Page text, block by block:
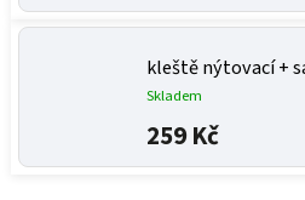
kleště nýtovací +
Skladem
259 Kč